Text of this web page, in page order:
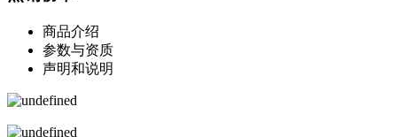
商品介绍
参数与资质
声明和说明